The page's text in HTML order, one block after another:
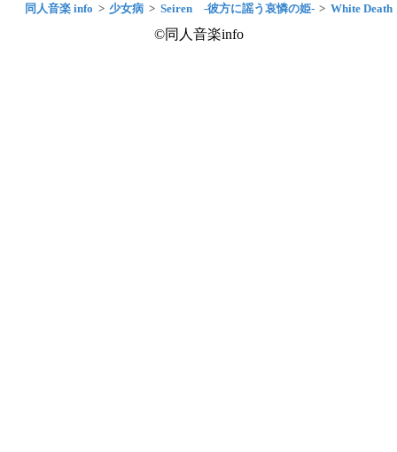
同人音楽 info 少女病 Seiren -彼方に謡う哀憐の姫- White Death
©同人音楽info